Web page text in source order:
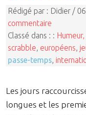
Rédigé par : Didier /
commentaire
Classé dans : :
scrabble européens
passe-temps
Les jours
longues et les